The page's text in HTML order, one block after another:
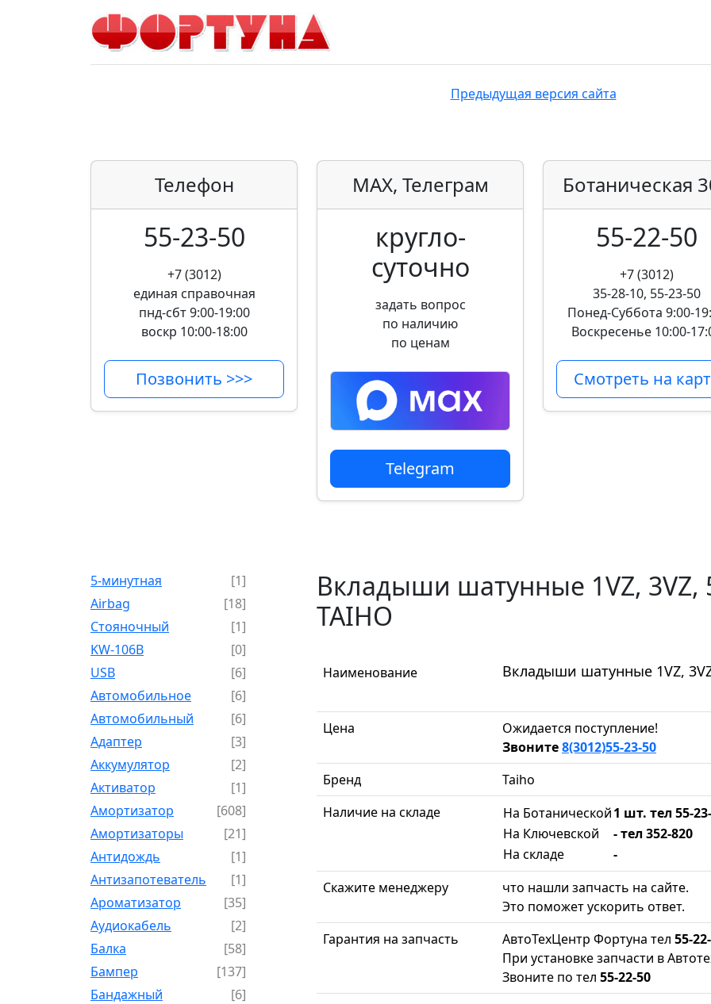
Предыдущая версия сайта
Телефон
55-23-50
+7 (3012)
единая справочная
пнд-сбт 9:00-19:00
воскр 10:00-18:00
Позвонить >>>
MAX, Телеграм
кругло­
суточно
задать вопрос
по наличию
по ценам
Telegram
Ботаническая
55-22-50
+7 (3012)
35-28-10, 55-23-50
Понед-Суббота 9:00-
Воскресенье 10:00-
Смотреть на
5-минутная
[1]
Airbag
[18]
Cтояночный
[1]
KW-106B
[0]
USB
[6]
Автомобильное
[6]
Автомобильный
[6]
Адаптер
[3]
Аккумулятор
[2]
Активатор
[1]
Амортизатор
[608]
Амортизаторы
[21]
Антидождь
[1]
Антизапотеватель
[1]
Ароматизатор
[35]
Аудиокабель
[2]
Балка
[58]
Бампер
[137]
Бандажный
[6]
Вкладыши шатунные 1VZ, 3VZ,
TAIHO
Наименование Вкладыши шатунные 1VZ,
Цена
Ожидается поступление!
Звоните8(3012)55-23-50
Бренд
Taiho
Наличие на складе
На Ботанической1 шт. тел 55-
На Ключевской
- тел 352-820
На складе
-
Скажите менеджеру
что нашли запчасть на сайте.
Это поможет ускорить ответ.
Гарантия на запчасть
АвтоТехЦентр Фортуна тел 55-
При установке запчасти в
Звоните по тел 55-22-50